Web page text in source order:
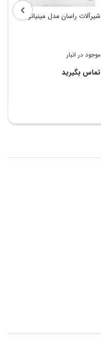
شیرآلات راسان مدل مینیاتور
موجود در انبار
تماس بگیرید